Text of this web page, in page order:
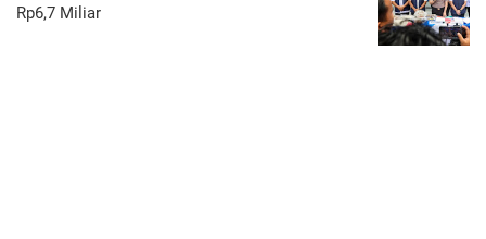
Rp6,7 Miliar